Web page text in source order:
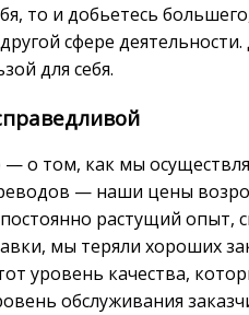
то и добьетесь
сфере
для себя.
о том, как мы
— наши цены
растущий опыт,
мы теряли хороших
уровень качества,
обслуживания